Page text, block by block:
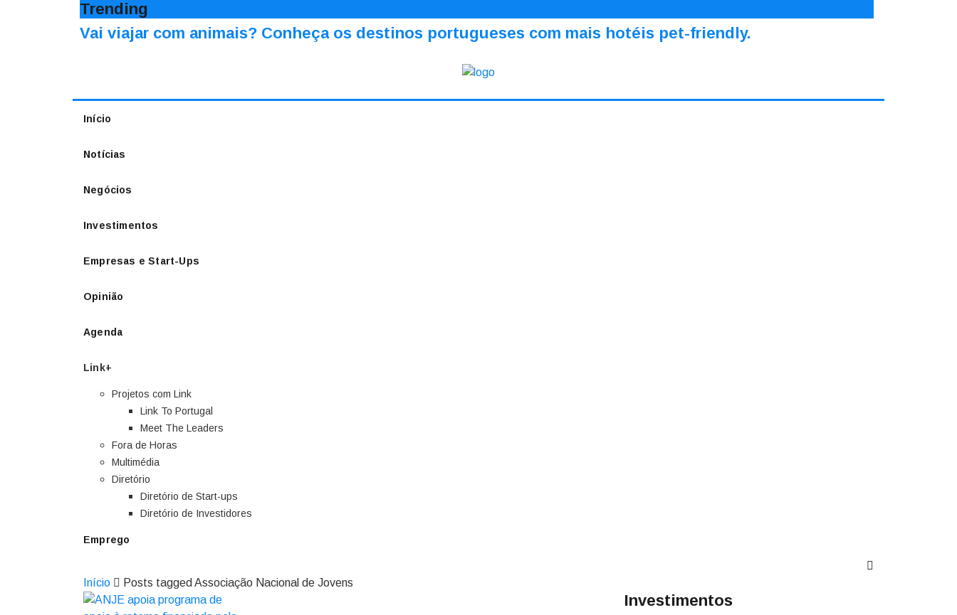
Trending
Vai viajar com animais? Conheça os destinos portugueses com mais hotéis pet-friendly.
Início
Notícias
Negócios
Investimentos
Empresas e Start-Ups
Opinião
Agenda
Link+
Projetos com Link
Link To Portugal
Meet The Leaders
Fora de Horas
Multimédia
Diretório
Diretório de Start-ups
Diretório de Investidores
Emprego
Início Posts tagged Associação Nacional de Jovens
Investimentos